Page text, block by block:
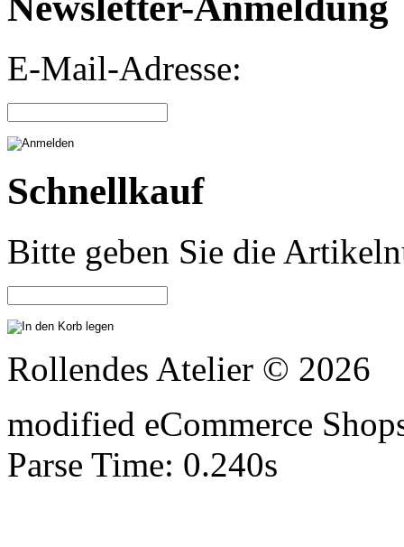
E-Mail-Adresse:
Schnellkauf
Bitte geben Sie die
Rollendes Atelier © 2026
modified eCommerce
Parse Time: 0.240s